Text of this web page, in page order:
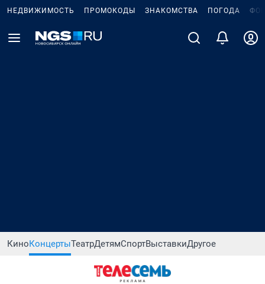
НЕДВИЖИМОСТЬ ПРОМОКОДЫ ЗНАКОМСТВА ПОГОДА
КиноКонцертыТеатрДетямСпортВыставкиДругое